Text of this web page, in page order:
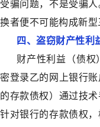
受骗问题，不是受骗
换者便不可能构成新型
四、盗窃财产性利
财产性利益（债权
密登录乙的网上银行
的存款债权）通过技
针对银行的存款债权